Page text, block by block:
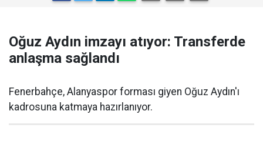
Oğuz Aydın imzayı atıyor: Transferde
anlaşma sağlandı
Fenerbahçe, Alanyaspor forması giyen Oğuz Aydın'ı
kadrosuna katmaya hazırlanıyor.